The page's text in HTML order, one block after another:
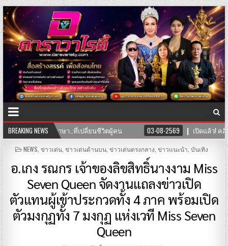
BREAKING NEWS
ตผู้คน 03-08-2569 เปิดแล้ว! คลินิก TNH แพทย์แผนจีนและแพทย์แ
POSTED
NEWS ข่าวเด่น, ข่าวเด่นด้านบน, ข่าวเด่นตรงกลาง ข่าวแนะนำ บันเทิง
อ.เกง รณกร เจ้าของลิขสิทธิ์นางงาม Miss
Seven Queen จัดงานแถลงข่าวเปิด
ตัวแทนผู้เข้าประกวดทั้ง 4 ภาค พร้อมเปิด
ตัวมงกุฏทั้ง 7 มงกุฏ แห่งเวที Miss Seven
Queen